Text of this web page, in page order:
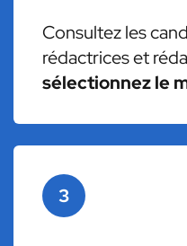
Consultez les
rédactrices et
sélectionnez le
3